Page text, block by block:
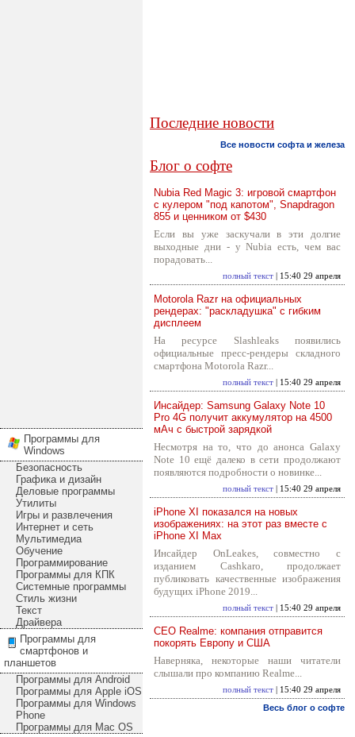
Программы для
Windows
Безопасность
Графика и дизайн
Деловые программы
Утилиты
Игры и развлечения
Интернет и сеть
Мультимедиа
Обучение
Программирование
Программы для КПК
Системные программы
Стиль жизни
Текст
Драйвера
Программы для
смартфонов и
планшетов
Программы для Android
Программы для Apple iOS
Программы для Windows
Phone
Программы для Mac OS
Последние новости
Все новости софта и железа
Блог о софте
Nubia Red Magic 3: игровой смартфон
с кулером "под капотом", Snapdragon
855 и ценником от $430
Если вы уже заскучали в эти долгие
выходные дни - у Nubia есть, чем вас
порадовать...
полный текст | 15:40 29 апреля
Motorola Razr на официальных
рендерах: "раскладушка" с гибким
дисплеем
На ресурсе Slashleaks появились
официальные пресс-рендеры складного
смартфона Motorola Razr...
полный текст | 15:40 29 апреля
Инсайдер: Samsung Galaxy Note 10
Pro 4G получит аккумулятор на 4500
мАч с быстрой зарядкой
Несмотря на то, что до анонса Galaxy
Note 10 ещё далеко в сети продолжают
появляются подробности о новинке...
полный текст | 15:40 29 апреля
iPhone XI показался на новых
изображениях: на этот раз вместе с
iPhone XI Max
Инсайдер OnLeakes, совместно с
изданием Cashkaro, продолжает
публиковать качественные изображения
будущих iPhone 2019...
полный текст | 15:40 29 апреля
CEO Realme: компания отправится
покорять Европу и США
Наверняка, некоторые наши читатели
слышали про компанию Realme...
полный текст | 15:40 29 апреля
Весь блог о софте